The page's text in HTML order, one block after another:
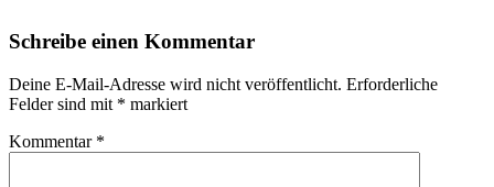
Schreibe einen Kommentar
Deine E-Mail-Adresse wird nicht veröffentlicht. Erforderliche
Felder sind mit * markiert
Kommentar *